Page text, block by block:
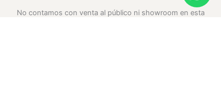
No contamos con venta al público ni showroom en esta